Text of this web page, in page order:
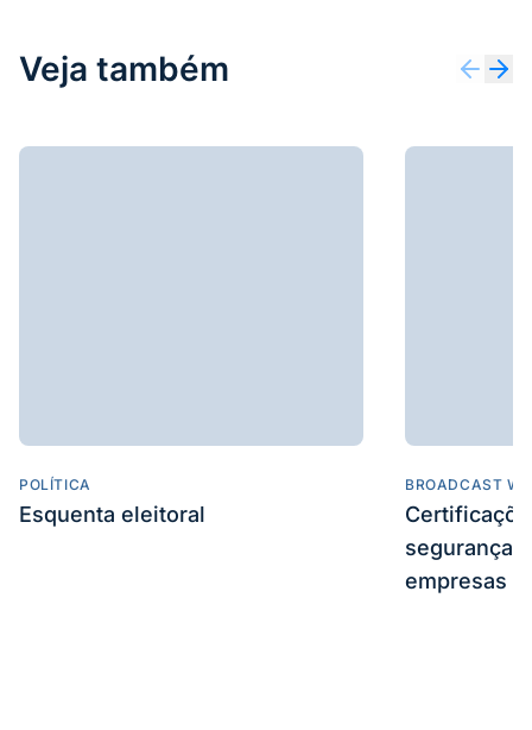
Veja também
POLÍTICA
Esquenta eleitoral
BROADCAST
segurança
empresas